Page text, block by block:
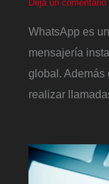
Deja un comentario
WhatsApp es
mensajería
global. Además
realizar